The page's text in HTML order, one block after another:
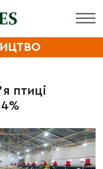
птиці